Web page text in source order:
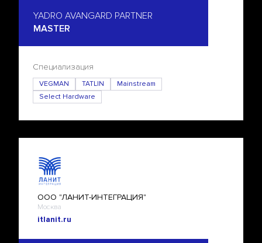
YADRO AVANGARD PARTNER
MASTER
Специализация
VEGMAN TATLIN
Mainstream
Select Hardware
ООО "ЛАНИТ-ИНТЕГРАЦИЯ"
Москва
itlanit.ru